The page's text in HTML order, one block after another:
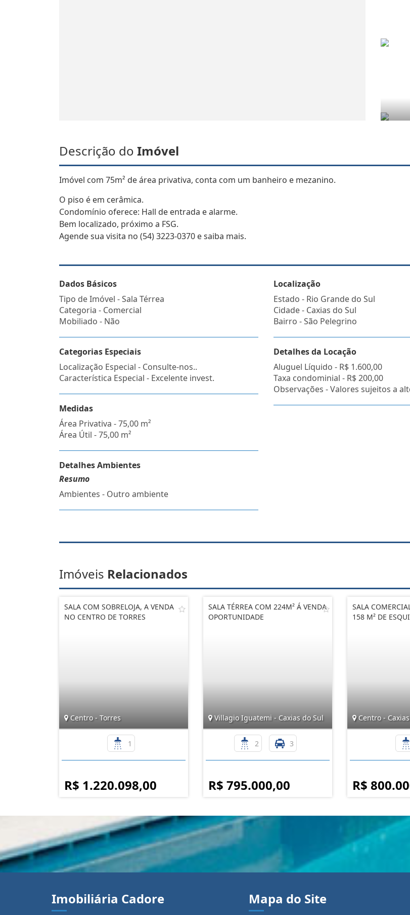
Descrição do Imóvel
Imóvel com 75m² de área privativa, conta com um banheiro e mezanino.
O piso é em cerâmica.
Condomínio oferece: Hall de entrada e alarme.
Bem localizado, próximo a FSG.
Agende sua visita no (54) 3223-0370 e saiba mais.
Dados Básicos
Tipo de Imóvel - Sala Térrea
Categoria - Comercial
Mobiliado - Não
Categorias Especiais
Localização Especial - Consulte-nos..
Característica Especial - Excelente invest.
Medidas
Área Privativa - 75,00 m²
Área Útil - 75,00 m²
Detalhes Ambientes
Resumo
Ambientes - Outro ambiente
Localização
Estado - Rio Grande do Sul
Cidade - Caxias do Sul
Bairro -São Pelegrino
Detalhes da Locação
Aluguel Líquido - R$ 1.600,00
Taxa condominial - R$ 200,00
Observações - Valores sujeitos a
Imóveis Relacionados
SALA COM SOBRELOJA, A VENDA
NO CENTRO DE TORRES
Centro - Torres
1
R$ 1.220.098,00
SALA TÉRREA COM 224M² Á VENDA
OPORTUNIDADE
Villagio Iguatemi - Caxias do Sul
2 3
R$ 795.000,00
SALA
158 M² DE
Centro -
R$
Imobiliária Cadore Mapa do Site